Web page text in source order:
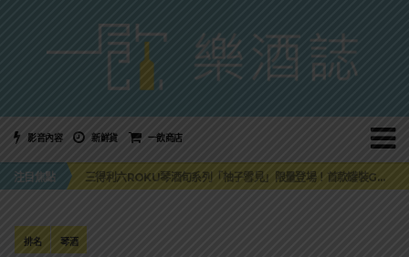
影音內容 新鮮貨 一飲商店
注目焦點
萬眾敲碗如期回歸！SUNMAI金色三麥3度攜手花蓮瓜農品牌「阿強西瓜」
三得利六ROKU琴酒旬系列「柚子雪見」限量登場！首款罐裝GIN SODA 10月同步上市
美國正式恢復蘇格蘭威士忌零關稅！烈酒產業再次迎來重磅利多
排名 琴酒